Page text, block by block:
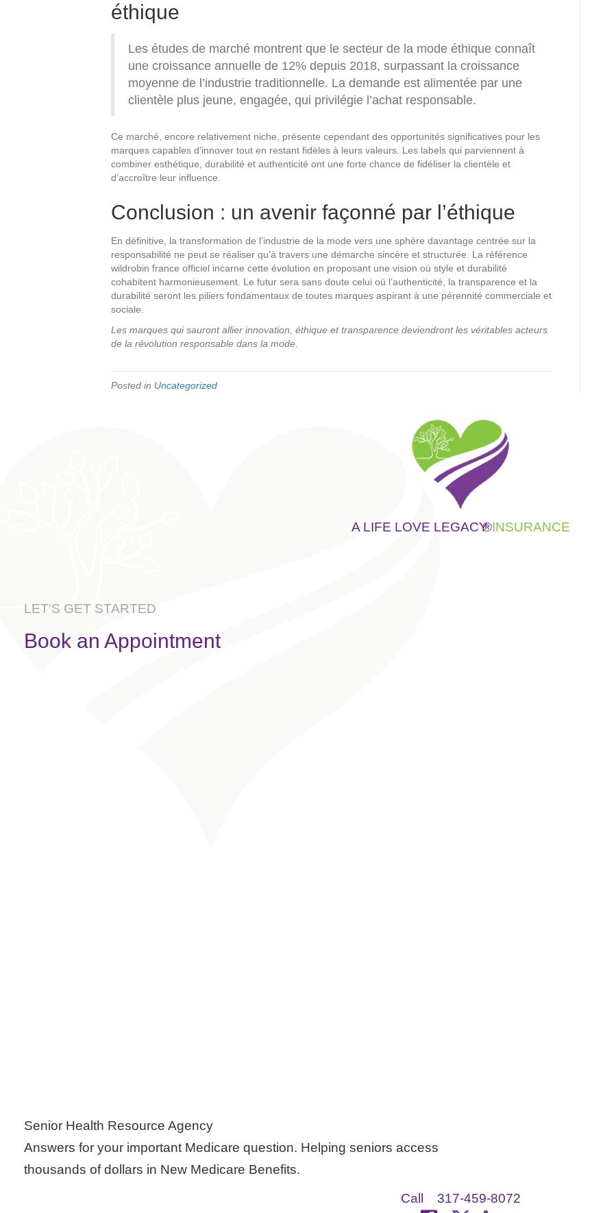
éthique
Les études de marché montrent que le secteur de la mode éthique connaît
une croissance annuelle de 12% depuis 2018, surpassant la croissance
moyenne de l’industrie traditionnelle. La demande est alimentée par une
clientèle plus jeune, engagée, qui privilégie l’achat responsable.
Ce marché, encore relativement niche, présente cependant des opportunités significatives pour les
marques capables d’innover tout en restant fidèles à leurs valeurs. Les labels qui parviennent à
combiner esthétique, durabilité et authenticité ont une forte chance de fidéliser la clientèle et
d’accroître leur influence.
Conclusion : un avenir façonné par l’éthique
En définitive, la transformation de l’industrie de la mode vers une sphère davantage centrée sur la
responsabilité ne peut se réaliser qu’à travers une démarche sincère et structurée. La référence
wildrobin france officiel incarne cette évolution en proposant une vision où style et durabilité
cohabitent harmonieusement. Le futur sera sans doute celui où l’authenticité, la transparence et la
durabilité seront les piliers fondamentaux de toutes marques aspirant à une pérennité commerciale et
sociale.
Les marques qui sauront allier innovation, éthique et transparence deviendront les véritables acteurs
de la révolution responsable dans la mode.
Posted in Uncategorized
A LIFE LOVE LEGACY®INSURANCE
LET'S GET STARTED
Book an Appointment
Senior Health Resource Agency
Answers for your important Medicare question. Helping seniors access
thousands of dollars in New Medicare Benefits.
Call
317-459-8072